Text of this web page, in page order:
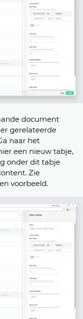
document
gerelateerde
naar het
een nieuw tabje,
onder dit tabje
Zie
voorbeeld.